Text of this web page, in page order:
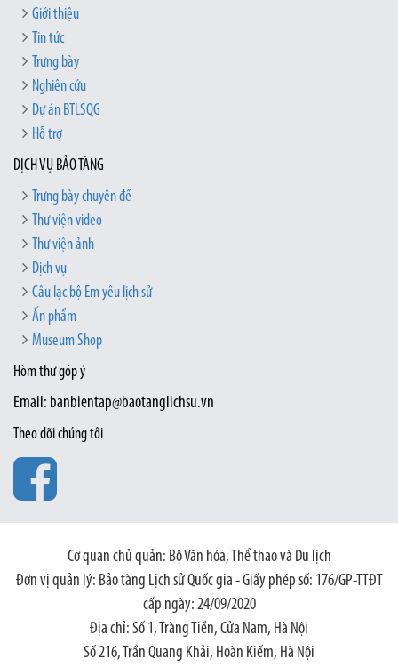
Giới thiệu
Tin tức
Trưng bày
Nghiên cứu
Dự án BTLSQG
Hỗ trợ
DỊCH VỤ BẢO TÀNG
Trưng bày chuyên đề
Thư viện video
Thư viện ảnh
Dịch vụ
Câu lạc bộ Em yêu lịch sử
Ấn phẩm
Museum Shop
Hòm thư góp ý
Email: banbientap@baotanglichsu.vn
Theo dõi chúng tôi
Cơ quan chủ quản: Bộ Văn hóa, Thể thao và Du lịch
Đơn vị quản lý: Bảo tàng Lịch sử Quốc gia - Giấy phép số: 176/GP-TTĐT
cấp ngày: 24/09/2020
Địa chỉ: Số 1, Tràng Tiền, Cửa Nam, Hà Nội
Số 216, Trần Quang Khải, Hoàn Kiếm, Hà Nội